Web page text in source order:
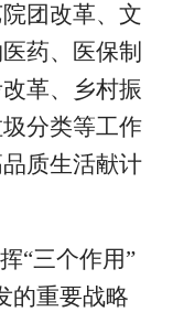
团改革、文
药、医保制
革、乡村振
分类等工作
质生活献计
“三个作用”
的重要战略